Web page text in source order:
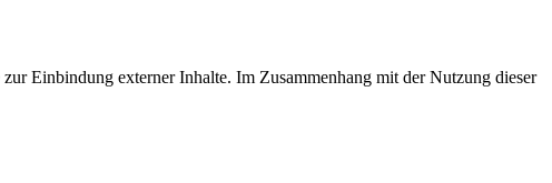
Einbindung externer Inhalte. Im Zusammenhang mit der Nutzung dieser